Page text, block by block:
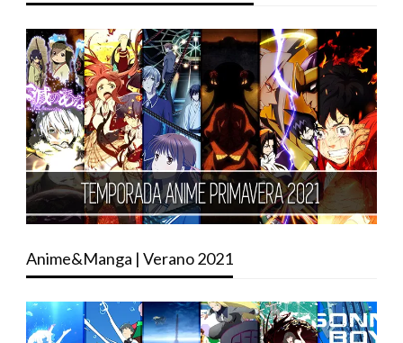
Anime&Manga | Verano 2021